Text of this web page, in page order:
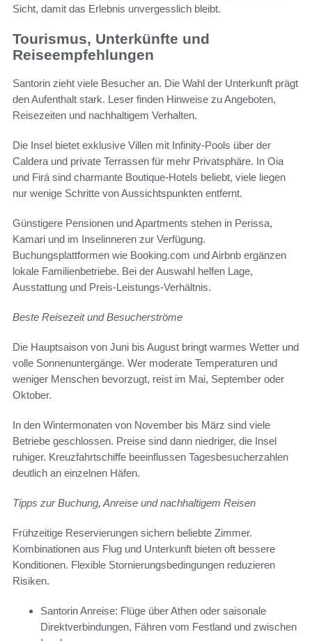
Sicht, damit das Erlebnis unvergesslich bleibt.
Tourismus, Unterkünfte und
Reiseempfehlungen
Santorin zieht viele Besucher an. Die Wahl der Unterkunft prägt
den Aufenthalt stark. Leser finden Hinweise zu Angeboten,
Reisezeiten und nachhaltigem Verhalten.
Die Insel bietet exklusive Villen mit Infinity-Pools über der
Caldera und private Terrassen für mehr Privatsphäre. In Oia
und Firá sind charmante Boutique-Hotels beliebt, viele liegen
nur wenige Schritte von Aussichtspunkten entfernt.
Günstigere Pensionen und Apartments stehen in Perissa,
Kamari und im Inselinneren zur Verfügung.
Buchungsplattformen wie Booking.com und Airbnb ergänzen
lokale Familienbetriebe. Bei der Auswahl helfen Lage,
Ausstattung und Preis-Leistungs-Verhältnis.
Beste Reisezeit und Besucherströme
Die Hauptsaison von Juni bis August bringt warmes Wetter und
volle Sonnenuntergänge. Wer moderate Temperaturen und
weniger Menschen bevorzugt, reist im Mai, September oder
Oktober.
In den Wintermonaten von November bis März sind viele
Betriebe geschlossen. Preise sind dann niedriger, die Insel
ruhiger. Kreuzfahrtschiffe beeinflussen Tagesbesucherzahlen
deutlich an einzelnen Häfen.
Tipps zur Buchung, Anreise und nachhaltigem Reisen
Frühzeitige Reservierungen sichern beliebte Zimmer.
Kombinationen aus Flug und Unterkunft bieten oft bessere
Konditionen. Flexible Stornierungsbedingungen reduzieren
Risiken.
Santorin Anreise: Flüge über Athen oder saisonale
Direktverbindungen, Fähren vom Festland und zwischen